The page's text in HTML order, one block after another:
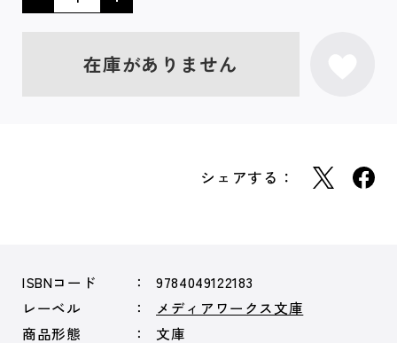
在庫がありません
シェアする：
ISBNコード
9784049122183
レーベル
メディアワークス文庫
商品形態
文庫